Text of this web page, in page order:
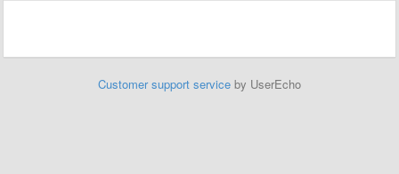
Customer support service by UserEcho